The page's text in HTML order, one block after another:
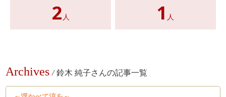
2 人 1 人
Archives / 鈴木 純子さんの記事一覧